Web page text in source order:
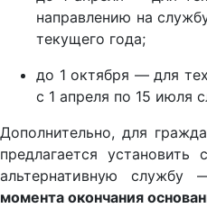
направлению на
текущего года;
до 1 октября — для
с 1 апреля по 15 июля
Дополнительно, для
предлагается
альтернативную службу
момента окончания